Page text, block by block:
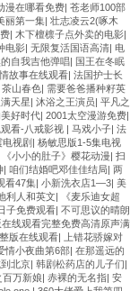
漫在哪看免费| 苍老师100部
丽第一集| 壮志凌云2(啄木
| 木下檀檩子点外卖的电影|
电影| 无限复活国语高清| 电
自我吉他弹唱| 国王在冬眠
故事在线观看| 法国护士长
茶山春色| 需要爸爸播种籽英
天星| 沐浴之王演员| 平凡之
好时代| 2001太空漫游免费|
看-八戒影视 | 马戏小子| 法
视剧 | 杨敏思版1-5集电视
《小小的肚子》樱花动漫| 扫
| 咱们结婚吧邓佳佳结局| 两
看47集| 小新洗衣店1—3| 美
利人和英文|
《麦乐迪女超
子免费观看| 不可思议的晴朗
线观看完整免费高清原声满
版在线观看|
上错花骄嫁对
情小夜曲第6部| 在那遥远的
北京| 韩剧松药店的儿子们|
百万新娘| 赤裸的无名指| 安